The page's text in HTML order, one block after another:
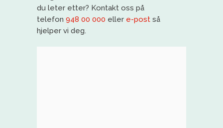
du leter etter? Kontakt oss på
telefon 948 00 000 eller e-post så
hjelper vi deg.